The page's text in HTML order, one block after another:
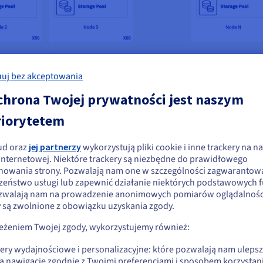
klastry składające się z co najmniej trzech serwerów
z klastrem Nutanix. Możesz dostosować zasoby obliczeniowe,
środowiska Nutanix
wymaga wykupienia odpowiedniego poziomu wsparcia:
technicznej 24/7 i gwarantują uzyskanie pierwszej
dodatkowych usług (niektórych po wcześniejszej wycenie).
się, że znajdujesz się w Stany
chcesz złożyć zamówienie w Stany Zjednoczone, wyszukaj odpowiednią
i załóż konto.
Go to Stany Zjednoczone website
us.ovhcloud.com/ hosted-private-cloud Angielski USD - $
bez akceptowania
Twojej prywatności jest naszym
oraz jej partnerzywykorzystują pliki cookie i inne trackery na
Niektóre trackery są niezbędne do prawidłowego
strony. Pozwalają nam one w szczególności
usługi lub zapewnić działanie niektórych podstawowych
nam na prowadzenie anonimowych pomiarów
zwolnione z obowiązku uzyskania zgody.
Twojej zgody, wykorzystujemy również:
wydajnościowe i personalizacyjne: które pozwalają nam